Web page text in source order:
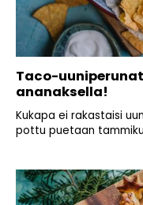
Taco-
ananaksella!
Kukapa ei rakastaisi
pottu puetaan